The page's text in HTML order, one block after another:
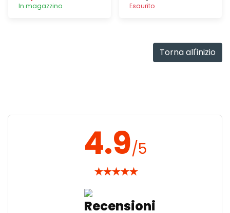
In magazzino Esaurito
Torna all'inizio
4.9/5
★★★★★